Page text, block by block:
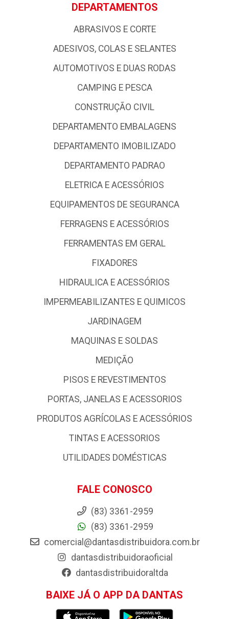
DEPARTAMENTOS
ABRASIVOS E CORTE
ADESIVOS, COLAS E SELANTES
AUTOMOTIVOS E DUAS RODAS
CAMPING E PESCA
CONSTRUÇÃO CIVIL
DEPARTAMENTO EMBALAGENS
DEPARTAMENTO IMOBILIZADO
DEPARTAMENTO PADRAO
ELETRICA E ACESSÓRIOS
EQUIPAMENTOS DE SEGURANCA
FERRAGENS E ACESSÓRIOS
FERRAMENTAS EM GERAL
FIXADORES
HIDRAULICA E ACESSÓRIOS
IMPERMEABILIZANTES E QUIMICOS
JARDINAGEM
MAQUINAS E SOLDAS
MEDIÇÃO
PISOS E REVESTIMENTOS
PORTAS, JANELAS E ACESSORIOS
PRODUTOS AGRÍCOLAS E ACESSÓRIOS
TINTAS E ACESSORIOS
UTILIDADES DOMÉSTICAS
FALE CONOSCO
(83) 3361-2959
(83) 3361-2959
comercial@dantasdistribuidora.com.br
dantasdistribuidoraoficial
dantasdistribuidoraltda
BAIXE JÁ O APP DA DANTAS